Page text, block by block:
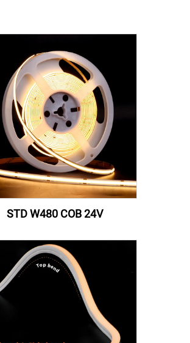
STD W480 COB 24V